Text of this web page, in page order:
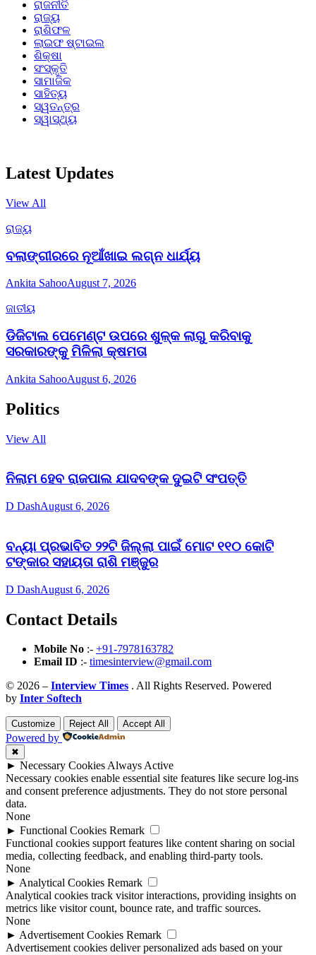
ରାଜନୀତି
ରାଜ୍ୟ
ରାଶିଫଳ
ଲାଇଫ ଷ୍ଟାଇଲ
ଶିକ୍ଷା
ସଂସ୍କୃତି
ସାମାଜିକ
ସାହିତ୍ୟ
ସ୍ୱତନ୍ତ୍ର
ସ୍ୱାସ୍ଥ୍ୟ
Latest Updates
View All
ରାଜ୍ୟ
ବଲାଙ୍ଗୀରରେ ନୂଆଁଖାଇ ଲଗ୍ନ ଧାର୍ଯ୍ୟ
Ankita SahooAugust 7, 2026
ଜାତୀୟ
ଡିଜିଟାଲ ପେମେଣ୍ଟ ଉପରେ ଶୁଳ୍କ ଲାଗୁ କରିବାକୁ
ସରକାରଙ୍କୁ ମିଳିଲା କ୍ଷମତା
Ankita SahooAugust 6, 2026
Politics
View All
ନିଲାମ ହେବ ରାଜପାଲ ଯାଦବଙ୍କ ଦୁଇଟି ସଂପତ୍ତି
D DashAugust 6, 2026
ବନ୍ୟା ପ୍ରଭାବିତ ୨୨ଟି ଜିଲ୍ଲା ପାଇଁ ମୋଟ ୧୧୦ କୋଟି
ଟଙ୍କାର ସହାୟତା ରାଶି ମଞ୍ଜୁର
D DashAugust 6, 2026
Contact Details
Mobile No :- +91-7978163782
Email ID :- timesinterview@gmail.com
© 2026 – Interview Times . All Rights Reserved. Powered
by Inter Softech
Customize Reject All Accept All
Powered by
✖
► Necessary CookiesAlways Active
Necessary cookies enable essential site features like secure log-ins
and consent preference adjustments. They do not store personal
data.
None
► Functional Cookies Remark
Functional cookies support features like content sharing on social
media, collecting feedback, and enabling third-party tools.
None
► Analytical Cookies Remark
Analytical cookies track visitor interactions, providing insights on
metrics like visitor count, bounce rate, and traffic sources.
None
► Advertisement Cookies Remark
Advertisement cookies deliver personalized ads based on your